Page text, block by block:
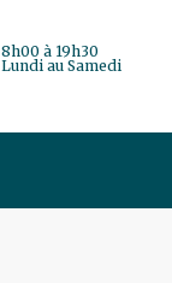
8h00 à 19h30
Lundi au Samedi